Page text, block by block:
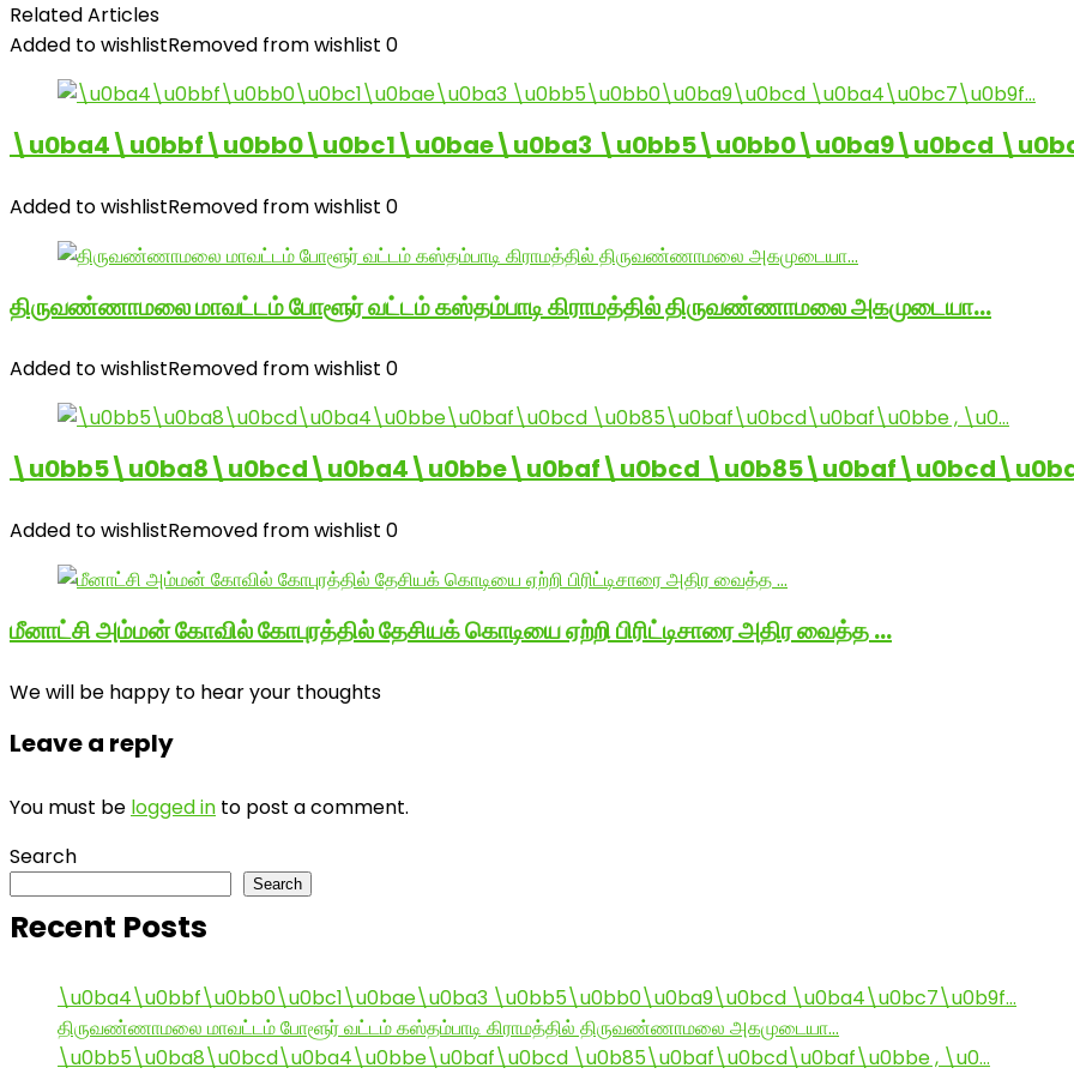
Related Articles
Added to wishlistRemoved from wishlist 0
\u0ba4\u0bbf\u0bb0\u0bc1\u0bae\u0ba3 \u0bb5\u0bb0\u0ba9\u0bcd
Added to wishlistRemoved from wishlist 0
திருவண்ணாமலை மாவட்டம் போளூர் வட்டம் கஸ்தம்பாடி கிராமத்தில் திருவண்ணாமலை அகமுடையா…
Added to wishlistRemoved from wishlist 0
\u0bb5\u0ba8\u0bcd\u0ba4\u0bbe\u0baf\u0bcd
Added to wishlistRemoved from wishlist 0
மீனாட்சி அம்மன் கோவில் கோபுரத்தில் தேசியக் கொடியை ஏற்றி பிரிட்டிசாரை அதிர வைத்த …
We will be happy to hear your thoughts
Leave a reply
You must be logged in to post a comment.
Search
Search
Recent Posts
\u0ba4\u0bbf\u0bb0\u0bc1\u0bae\u0ba3 \u0bb5\u0bb0\u0ba9\u0bcd \u0ba4\u0bc7\u0b9f…
திருவண்ணாமலை மாவட்டம் போளூர் வட்டம் கஸ்தம்பாடி கிராமத்தில் திருவண்ணாமலை அகமுடையா…
\u0bb5\u0ba8\u0bcd\u0ba4\u0bbe\u0baf\u0bcd \u0b85\u0baf\u0bcd\u0baf\u0bbe , \u0…